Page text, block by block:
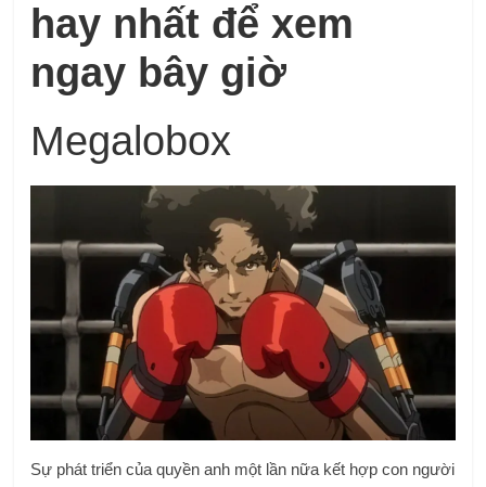
hay nhất để xem
ngay bây giờ
Megalobox
Sự phát triển của quyền anh một lần nữa kết hợp con người